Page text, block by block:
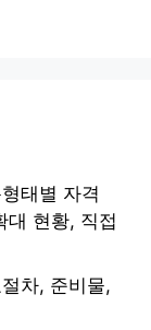
태별 자격
대 현황, 직접
차, 준비물,